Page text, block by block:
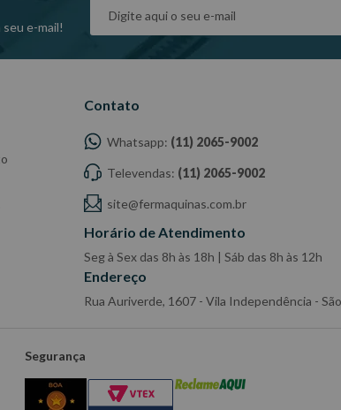
e-mail!
Contato
Whatsapp: (11) 2065-9002
Televendas: (11) 2065-9002
site@fermaquinas.com.br
Horário de Atendimento
Seg à Sex das 8h às 18h | Sáb das 8h às 12h
Endereço
Rua Auriverde, 1607 - Vila Independência -
Segurança